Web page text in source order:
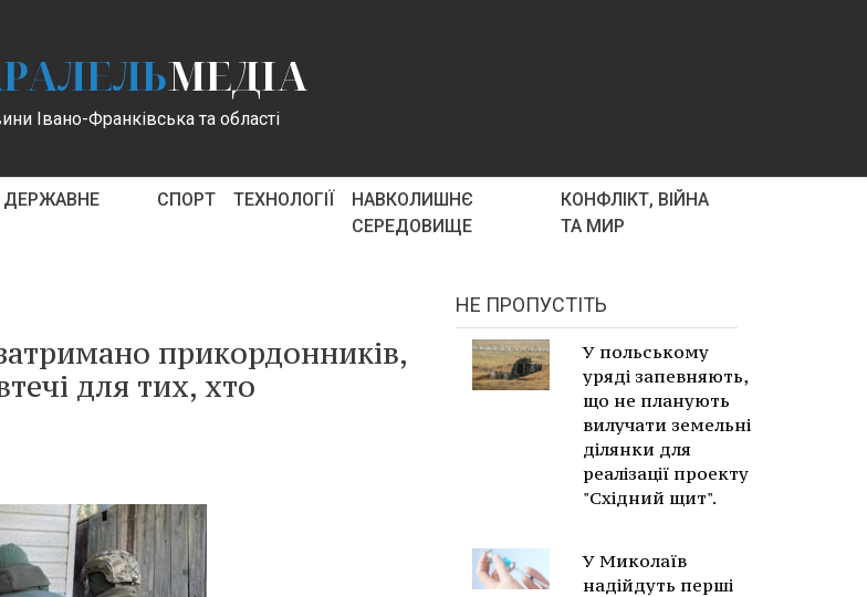
МЕДІА
Івано-Франківська та області
ДЕРЖАВНЕ
СПОРТ ТЕХНОЛОГІЇ
НАВКОЛИШНЄ
СЕРЕДОВИЩЕ
КОНФЛІКТ, ВІЙНА
ТА МИР
прикордонників,
для тих, хто
НЕ ПРОПУСТІТЬ
У польському
уряді запевняють,
що не планують
вилучати земельні
ділянки для
реалізації проекту
"Східний щит".
У Миколаїв
надійдуть перші